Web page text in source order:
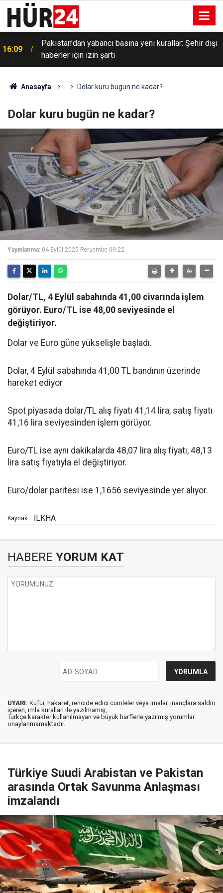
16:09
Pakistan'dan yabancı basına yeni kurallar: Şehir dışı
haberler için izin şartı
Anasayfa Dolar kuru bugün ne kadar?
Dolar kuru bugün ne kadar?
Yayınlanma: 04 Eylül 2025 Perşembe 09:22
Dolar/TL, 4 Eylül sabahında 41,00 civarında işlem
görüyor. Euro/TL ise 48,00 seviyesinde el
değiştiriyor.
Dolar ve Euro güne yükselişle başladı.
Dolar, 4 Eylül sabahında 41,00 TL bandının üzerinde
hareket ediyor
Spot piyasada dolar/TL alış fiyatı 41,14 lira, satış fiyatı
41,16 lira seviyesinden işlem görüyor.
Euro/TL ise aynı dakikalarda 48,07 lira alış fiyatı, 48,13
lira satış fiyatıyla el değiştiriyor.
Euro/dolar paritesi ise 1,1656 seviyesinde yer alıyor.
Kaynak: İLKHA
HABERE YORUM KAT
UYARI: Küfür, hakaret, rencide edici cümleler veya imalar, inançlara saldırı
içeren, imla kuralları ile yazılmamış,
Türkçe karakter kullanılmayan ve büyük harflerle yazılmış yorumlar
onaylanmamaktadır.
Türkiye Suudi Arabistan ve Pakistan
arasında Ortak Savunma Anlaşması
imzalandı